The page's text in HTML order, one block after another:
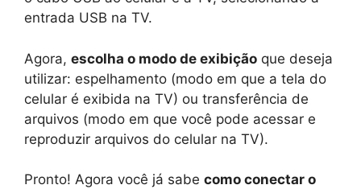
entrada USB na TV.
Agora, escolha o modo de exibição que deseja
utilizar: espelhamento (modo em que a tela do
celular é exibida na TV) ou transferência de
arquivos (modo em que você pode acessar e
reproduzir arquivos do celular na TV).
Pronto! Agora você já sabe como conectar o